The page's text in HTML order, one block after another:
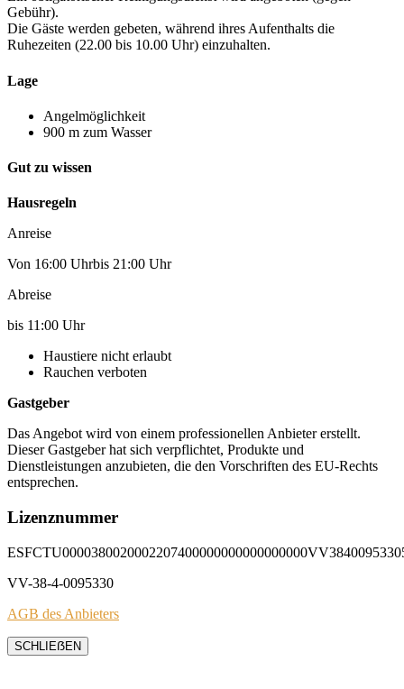
Gebühr).
Die Gäste werden gebeten, während ihres Aufenthalts die
Ruhezeiten (22.00 bis 10.00 Uhr) einzuhalten.
Lage
Angelmöglichkeit
900 m zum Wasser
Gut zu wissen
Hausregeln
Anreise
Von 16:00 Uhrbis 21:00 Uhr
Abreise
bis 11:00 Uhr
Haustiere nicht erlaubt
Rauchen verboten
Gastgeber
Das Angebot wird von einem professionellen Anbieter erstellt.
Dieser Gastgeber hat sich verpflichtet, Produkte und
Dienstleistungen anzubieten, die den Vorschriften des EU-Rechts
entsprechen.
Lizenznummer
VV-38-4-0095330
AGB des Anbieters
SCHLIEẞEN